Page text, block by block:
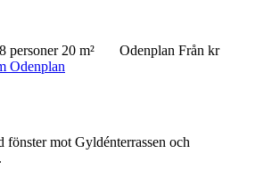
personer 20 m² Odenplan Från kr
Odenplan
fönster mot Gyldénterrassen och